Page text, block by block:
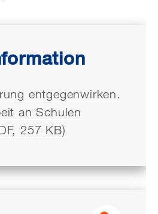
entgegenwirken.
an Schulen
257 KB)